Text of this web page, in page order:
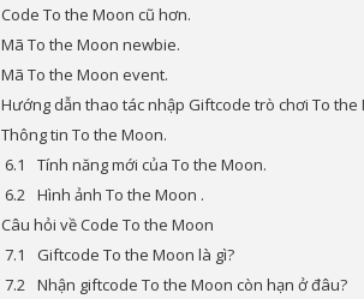
Code To the Moon cũ hơn.
Mã To the Moon newbie.
Mã To the Moon event.
Hướng dẫn thao tác nhập Giftcode trò chơi To the
Thông tin To the Moon.
Tính năng mới của To the Moon.
Hình ảnh To the Moon .
Câu hỏi về Code To the Moon
Giftcode To the Moon là gì?
Nhận giftcode To the Moon còn hạn ở đâu?